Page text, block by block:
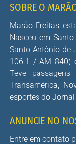
SOBRE O
Marão Freitas
Nasceu em
Santo Antônio de
106.1 / AM 840)
Teve
Transamérica,
esportes do
ANUNCIE NO
Entre em contato